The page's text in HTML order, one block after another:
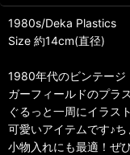
1980s/Deka Plastics
Size 約14cm(直径)
1980年代のビンテージ
ガーフィールドのプラ
ぐるっと一周にイラス
可愛いアイテムです♪ち
小物入れにも最適！ぜ